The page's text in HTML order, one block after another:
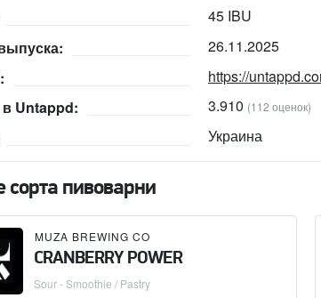
45 IBU
26.11.2025
https://
Untappd:
3.910 (112 оценок)
Украина
сорта пивоварни
MUZA BREWING CO
CRANBERRY POWER
Sour - Smoothie / Pastry